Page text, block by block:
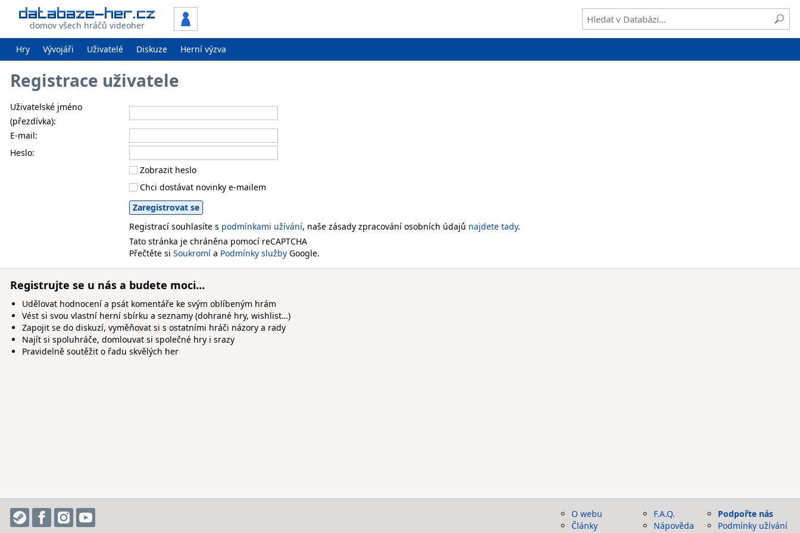
domov všech hráčů videoher
Hry Vývojáři Uživatelé Diskuze Herní výzva
Registrace uživatele
Uživatelské jméno
(přezdívka):
E-mail:
Heslo:
Zobrazit heslo
Chci dostávat novinky e-mailem
Registrací souhlasíte s podmínkami užívání, naše zásady zpracování osobních údajů najdete tady.
Tato stránka je chráněna pomocí reCAPTCHA
Přečtěte si Soukromí a Podmínky služby Google.
Registrujte se u nás a budete moci…
Udělovat hodnocení a psát komentáře ke svým oblíbeným hrám
Vést si svou vlastní herní sbírku a seznamy (dohrané hry, wishlist…)
Zapojit se do diskuzí, vyměňovat si s ostatními hráči názory a rady
Najít si spoluhráče, domlouvat si společné hry i srazy
Pravidelně soutěžit o řadu skvělých her
O webu
Články
F.A.Q.
Nápověda
Podpořte nás
Podmínky užívání